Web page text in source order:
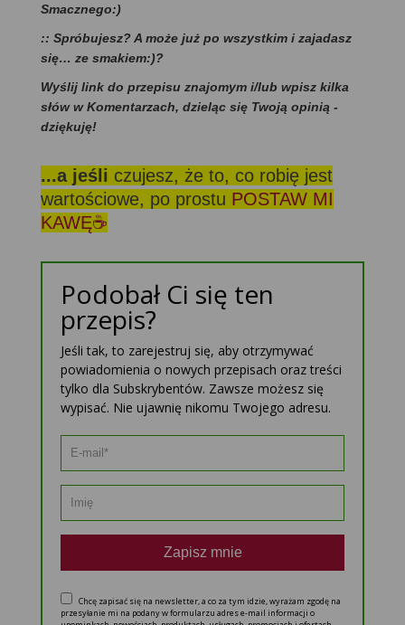
Smacznego:)
:: Spróbujesz? A może już po wszystkim i zajadasz
się… ze smakiem:)?
Wyślij link do przepisu znajomym i/lub wpisz kilka
słów w Komentarzach, dzieląc się Twoją opinią -
dziękuję!
...a jeśli czujesz, że to, co robię jest
wartościowe, po prostu POSTAW MI
KAWĘ☕
Podobał Ci się ten
przepis?
Jeśli tak, to zarejestruj się, aby otrzymywać
powiadomienia o nowych przepisach oraz treści
tylko dla Subskrybentów. Zawsze możesz się
wypisać. Nie ujawnię nikomu Twojego adresu.
Zapisz mnie
Chcę zapisać się na newsletter, a co za tym idzie, wyrażam zgodę na
przesyłanie mi na podany w formularzu adres e-mail informacji o